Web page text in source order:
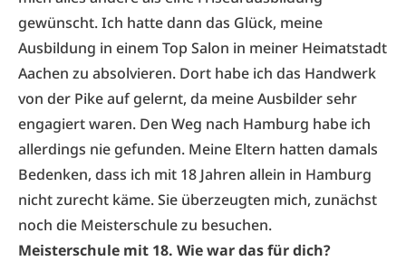
gewünscht. Ich hatte dann das Glück, meine
Ausbildung in einem Top Salon in meiner Heimatstadt
Aachen zu absolvieren. Dort habe ich das Handwerk
von der Pike auf gelernt, da meine Ausbilder sehr
engagiert waren. Den Weg nach Hamburg habe ich
allerdings nie gefunden. Meine Eltern hatten damals
Bedenken, dass ich mit 18 Jahren allein in Hamburg
nicht zurecht käme. Sie überzeugten mich, zunächst
noch die Meisterschule zu besuchen.
Meisterschule mit 18. Wie war das für dich?